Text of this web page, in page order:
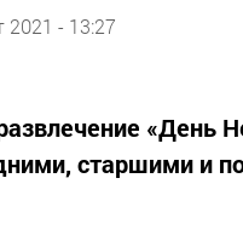
2021 - 13:27
«День
старшими и